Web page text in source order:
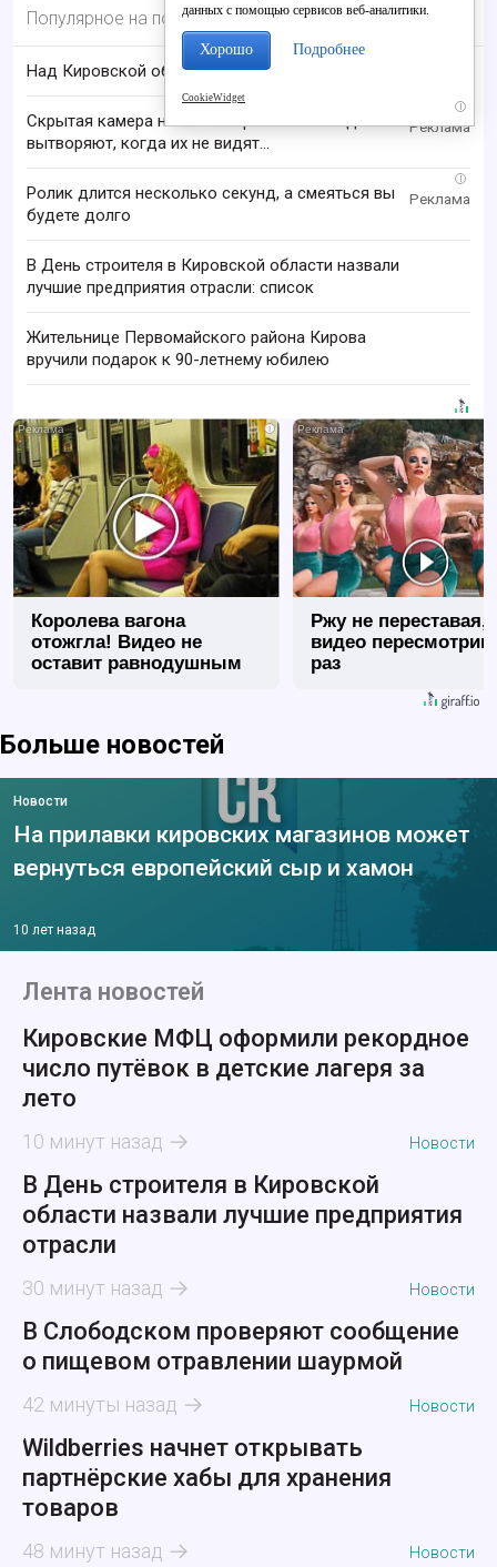
Популярное на портале
Над Кировской областью сбили БПЛА
i
Скрытая камера на пляже Крыма: Что люди
вытворяют, когда их не видят...
i
Ролик длится несколько секунд, а смеяться вы
будете долго
В День строителя в Кировской области назвали
лучшие предприятия отрасли: список
Жительнице Первомайского района Кирова
вручили подарок к 90-летнему юбилею
i
Королева вагона
отожгла! Видео не
оставит равнодушным
Ржу не переставая,
видео
раз
Больше новостей
Новости
На прилавки кировских магазинов может
вернуться европейский сыр и хамон
10 лет назад
Лента новостей
Кировские МФЦ оформили рекордное
число путёвок в детские лагеря за
лето
10 минут назад Новости
В День строителя в Кировской
области назвали лучшие предприятия
отрасли
30 минут назад Новости
В Слободском проверяют сообщение
о пищевом отравлении шаурмой
42 минуты назад Новости
Wildberries начнет открывать
партнёрские хабы для хранения
товаров
48 минут назад Новости
данных с помощью сервисов веб-аналитики.
Хорошо Подробнее
CookieWidget